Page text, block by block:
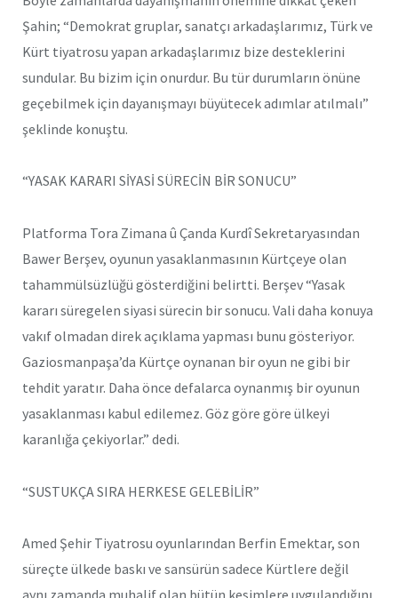
Şahin; “Demokrat gruplar, sanatçı arkadaşlarımız, Türk ve
Kürt tiyatrosu yapan arkadaşlarımız bize desteklerini
sundular. Bu bizim için onurdur. Bu tür durumların önüne
geçebilmek için dayanışmayı büyütecek adımlar atılmalı”
şeklinde konuştu.
“YASAK KARARI SİYASİ SÜRECİN BİR SONUCU”
Platforma Tora Zimana û Çanda Kurdî Sekretaryasından
Bawer Berşev, oyunun yasaklanmasının Kürtçeye olan
tahammülsüzlüğü gösterdiğini belirtti. Berşev “Yasak
kararı süregelen siyasi sürecin bir sonucu. Vali daha konuya
vakıf olmadan direk açıklama yapması bunu gösteriyor.
Gaziosmanpaşa’da Kürtçe oynanan bir oyun ne gibi bir
tehdit yaratır. Daha önce defalarca oynanmış bir oyunun
yasaklanması kabul edilemez. Göz göre göre ülkeyi
karanlığa çekiyorlar.” dedi.
“SUSTUKÇA SIRA HERKESE GELEBİLİR”
Amed Şehir Tiyatrosu oyunlarından Berfin Emektar, son
süreçte ülkede baskı ve sansürün sadece Kürtlere değil